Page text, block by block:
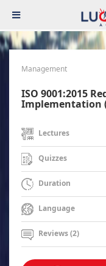
Management
ISO 9001:2015
Implementation
Lectures
Quizzes
Duration
Language
Reviews (2)